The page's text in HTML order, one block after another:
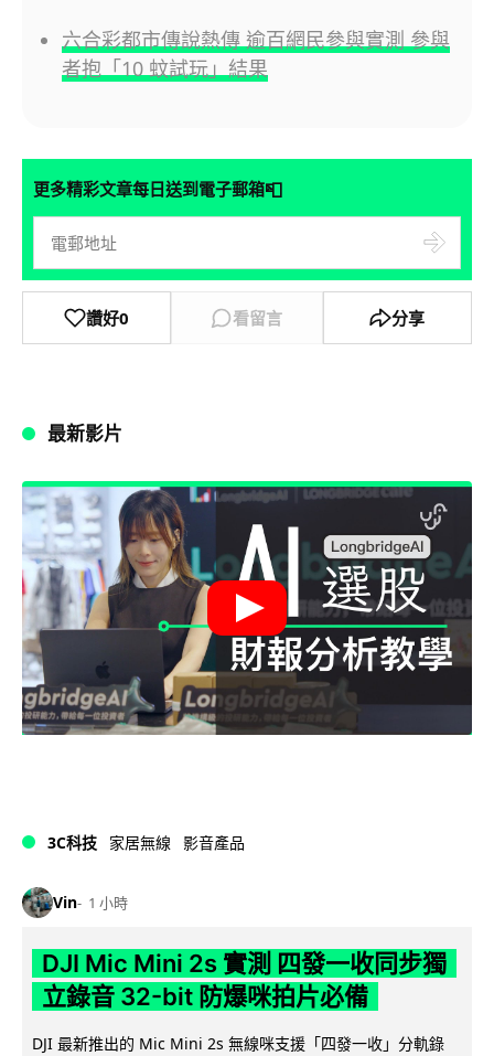
六合彩都市傳說熱傳 逾百網民參與實測 參與
者抱「10 蚊試玩」結果
更多精彩文章每日送到電子郵箱📮
讚好0 看留言 分享
最新影片
3C科技 家居無線 影音產品
Vin 1 小時
DJI Mic Mini 2s 實測 四發一收同步獨
立錄音 32-bit 防爆咪拍片必備
DJI 最新推出的 Mic Mini 2s 無線咪支援「四發一收」分軌錄